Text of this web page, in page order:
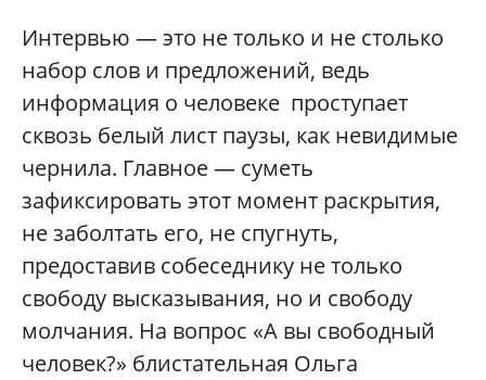
Интервью — это не только и не столько
набор слов и предложений, ведь
информация о человеке проступает
сквозь белый лист паузы, как невидимые
чернила. Главное — суметь
зафиксировать этот момент раскрытия,
не заболтать его, не спугнуть,
предоставив собеседнику не только
свободу высказывания, но и свободу
молчания. На вопрос «А вы свободный
человек?» блистательная Ольга